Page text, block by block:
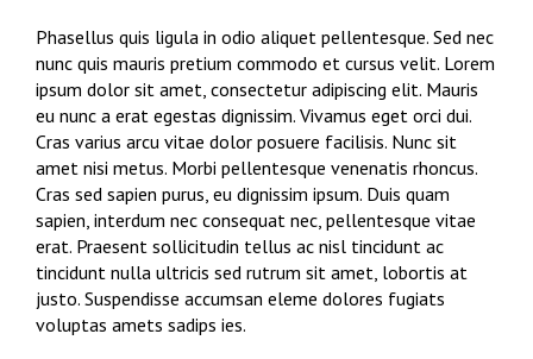
Phasellus quis ligula in odio aliquet pellentesque. Sed nec
nunc quis mauris pretium commodo et cursus velit. Lorem
ipsum dolor sit amet, consectetur adipiscing elit. Mauris
eu nunc a erat egestas dignissim. Vivamus eget orci dui.
Cras varius arcu vitae dolor posuere facilisis. Nunc sit
amet nisi metus. Morbi pellentesque venenatis rhoncus.
Cras sed sapien purus, eu dignissim ipsum. Duis quam
sapien, interdum nec consequat nec, pellentesque vitae
erat. Praesent sollicitudin tellus ac nisl tincidunt ac
tincidunt nulla ultricis sed rutrum sit amet, lobortis at
justo. Suspendisse accumsan eleme dolores fugiats
voluptas amets sadips ies.